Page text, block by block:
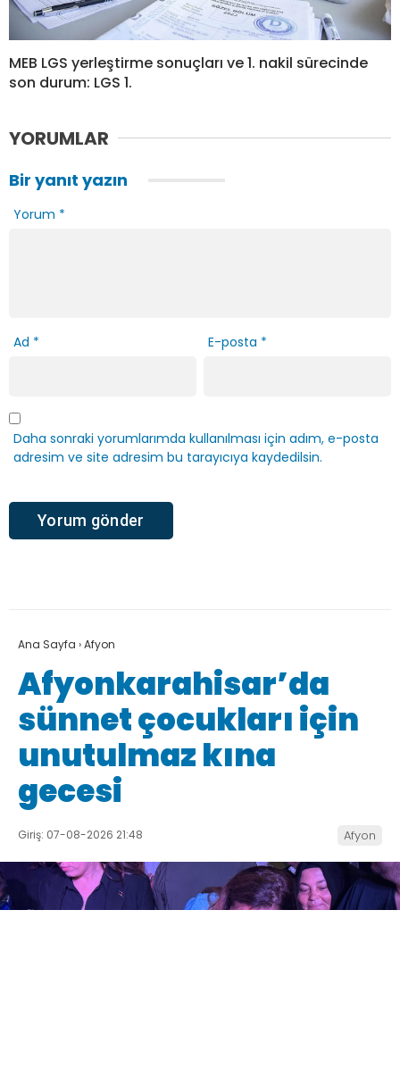
MEB LGS yerleştirme sonuçları ve 1. nakil sürecinde
son durum: LGS 1.
YORUMLAR
Bir yanıt yazın
Yorum *
Ad * E-posta *
Daha sonraki yorumlarımda kullanılması için adım, e-posta
adresim ve site adresim bu tarayıcıya kaydedilsin.
Ana Sayfa ›Afyon
Afyonkarahisar’da
sünnet çocukları için
unutulmaz kına
gecesi
Giriş: 07-08-2026 21:48 Afyon